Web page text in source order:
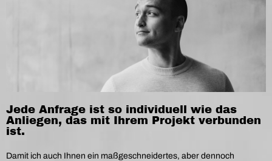
Jede Anfrage ist so individuell wie das
Anliegen, das mit Ihrem Projekt verbunden
ist.
Damit ich auch Ihnen ein maßgeschneidertes, aber dennoch